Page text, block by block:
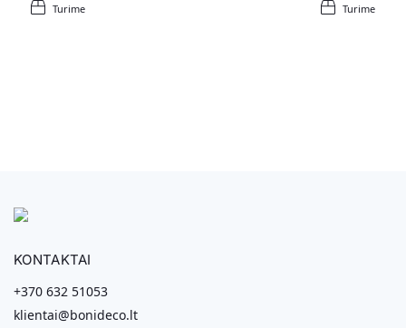
Turime Turime
KONTAKTAI
+370 632 51053
klientai@bonideco.lt